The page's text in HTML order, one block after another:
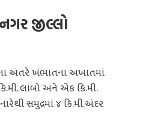
જીલ્લો
અંતરે ખંભાતના અખાતમાં
લાંબો અને એક કિ.મી.
સમુદ્રમાં ૪ કિ.મી.અંદર